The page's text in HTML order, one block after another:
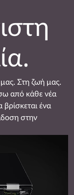
Στη ζωή μας.
από κάθε νέα
ένα
στην